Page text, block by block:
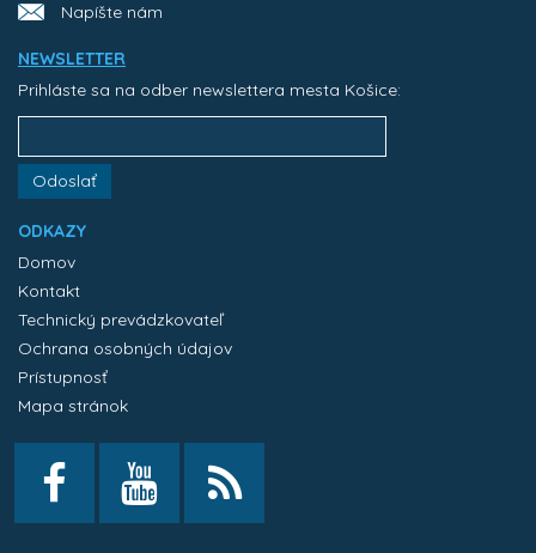
Napíšte nám
NEWSLETTER
Prihláste sa na odber newslettera mesta Košice:
Odoslať
ODKAZY
Domov
Kontakt
Technický prevádzkovateľ
Ochrana osobných údajov
Prístupnosť
Mapa stránok